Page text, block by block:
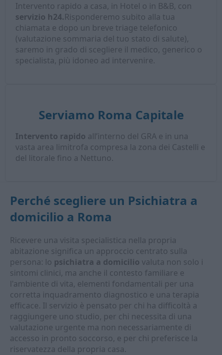
Intervento rapido a casa, in Hotel o in B&B, con
servizio h24.Risponderemo subito alla tua
chiamata e dopo un breve triage telefonico
(valutazione sommaria del tuo stato di salute),
saremo in grado di scegliere il medico, generico o
specialista, più idoneo ad intervenire.
Serviamo Roma Capitale
Intervento rapido all’interno del GRA e in una
vasta area limitrofa compresa la zona dei Castelli e
del litorale fino a Nettuno.
Perché scegliere un Psichiatra a
domicilio a Roma
Ricevere una visita specialistica nella propria
abitazione significa un approccio centrato sulla
persona: lo psichiatra a domicilio valuta non solo i
sintomi clinici, ma anche il contesto familiare e
l'ambiente di vita, elementi fondamentali per una
corretta inquadramento diagnostico e una terapia
efficace. Il servizio è pensato per chi ha difficoltà a
raggiungere uno studio, per chi necessita di una
valutazione urgente ma non necessariamente di
accesso in pronto soccorso, e per chi preferisce la
riservatezza della propria casa.